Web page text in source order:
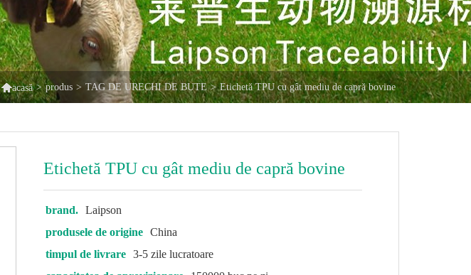
acasă > produs > TAG DE URECHI DE BUTE > Etichetă TPU cu gât mediu de capră bovine
Etichetă TPU cu gât mediu de capră bovine
brand.
Laipson
produsele de origine
China
timpul de livrare
3-5 zile lucratoare